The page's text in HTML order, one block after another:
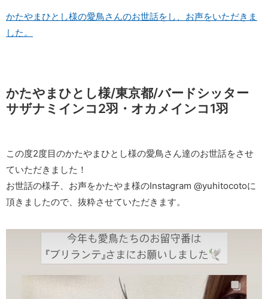
かたやまひとし様の愛鳥さんのお世話をし、お声をいただきま
した。
かたやまひとし様/東京都/バードシッター
サザナミインコ2羽・オカメインコ1羽
この度2度目のかたやまひとし様の愛鳥さん達のお世話をさせ
ていただきました！
お世話の様子、お声をかたやま様のInstagram @yuhitocotoに
頂きましたので、抜粋させていただきます。